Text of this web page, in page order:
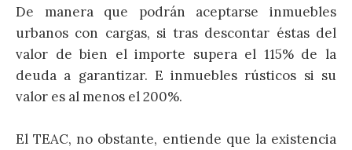
De manera que podrán aceptarse inmuebles
urbanos con cargas, si tras descontar éstas del
valor de bien el importe supera el 115% de la
deuda a garantizar. E inmuebles rústicos si su
valor es al menos el 200%.
El TEAC, no obstante, entiende que la existencia